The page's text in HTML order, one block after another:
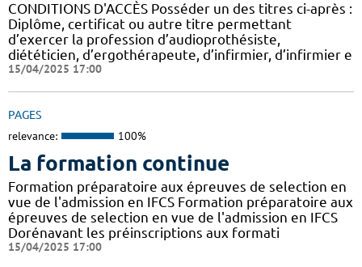
CONDITIONS D'ACCÈS Posséder un des titres ci-après :
Diplôme, certificat ou autre titre permettant
d’exercer la profession d’audioprothésiste,
diététicien, d’ergothérapeute, d’infirmier, d’infirmier e
15/04/2025 17:00
PAGES
relevance: 100%
La formation continue
Formation préparatoire aux épreuves de selection en
vue de l'admission en IFCS Formation préparatoire aux
épreuves de selection en vue de l'admission en IFCS
Dorénavant les préinscriptions aux formati
15/04/2025 17:00